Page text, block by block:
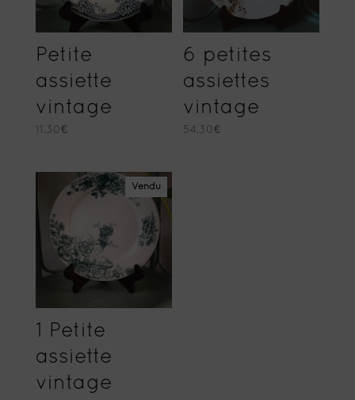
Petite
assiette
vintage
11.30€
6 petites
assiettes
vintage
54.30€
Vendu
1 Petite
assiette
vintage